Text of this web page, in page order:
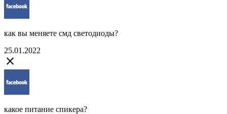
как вы меняете смд светодиоды?
25.01.2022
close
какое питание спикера?